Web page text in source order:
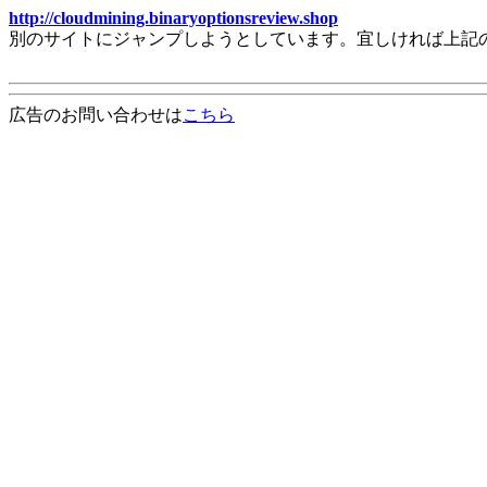
http://cloudmining.binaryoptionsreview.shop
別のサイトにジャンプしようとしています。宜しければ上
広告のお問い合わせはこちら